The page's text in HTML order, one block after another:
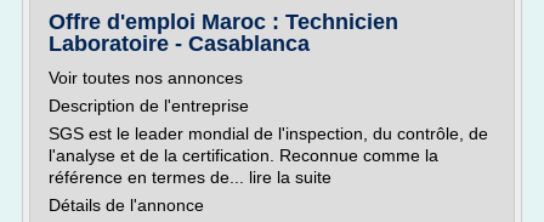
Offre d'emploi Maroc : Technicien
Laboratoire - Casablanca
Voir toutes nos annonces
Description de l'entreprise
SGS est le leader mondial de l'inspection, du contrôle, de
l'analyse et de la certification. Reconnue comme la
référence en termes de... lire la suite
Détails de l'annonce